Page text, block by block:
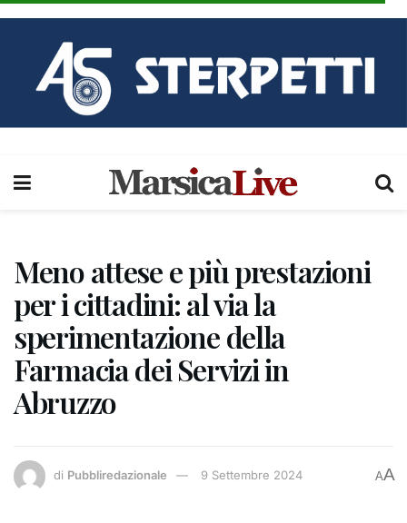
Meno attese e più prestazioni
per i cittadini: al via la
sperimentazione della
Farmacia dei Servizi in
Abruzzo
di Pubbliredazionale 9 Settembre 2024 AA